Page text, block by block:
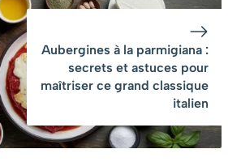
Aubergines à la parmigiana :
secrets et astuces pour
maîtriser ce grand classique
italien